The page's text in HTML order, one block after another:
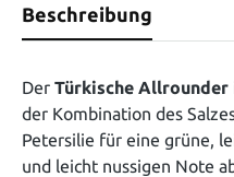
Beschreibung
Der Türkische Allrounder
der Kombination des
Petersilie für eine grüne,
und leicht nussigen Note